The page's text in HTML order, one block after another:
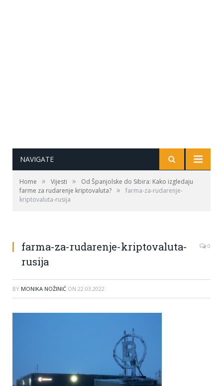
NAVIGATE
Home » Vijesti »
Od Španjolske do Sibira: Kako izgledaju
farme za rudarenje kriptovaluta? »
farma-za-rudarenje-
kriptovaluta-rusija
farma-za-rudarenje-kriptovaluta-
rusija
0
BY MONIKA NOŽINIĆ ON 22.03.2022